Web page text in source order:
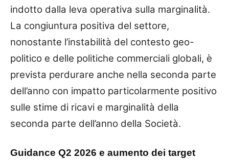
indotto dalla leva operativa sulla marginalità.
La congiuntura positiva del settore,
nonostante l’instabilità del contesto geo-
politico e delle politiche commerciali globali, è
prevista perdurare anche nella seconda parte
dell’anno con impatto particolarmente positivo
sulle stime di ricavi e marginalità della
seconda parte dell’anno della Società.
Guidance Q2 2026 e aumento dei target